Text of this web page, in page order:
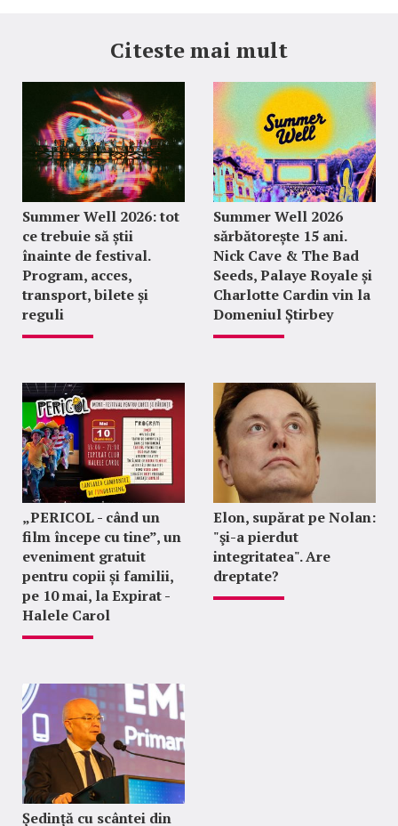
Citeste mai mult
Summer Well 2026: tot
ce trebuie să știi
înainte de festival.
Program, acces,
transport, bilete și
reguli
Summer Well 2026
sărbătorește 15 ani.
Nick Cave & The Bad
Seeds, Palaye Royale și
Charlotte Cardin vin la
Domeniul Știrbey
„PERICOL - când un
film începe cu tine”, un
eveniment gratuit
pentru copii și familii,
pe 10 mai, la Expirat -
Halele Carol
Elon, supărat pe Nolan:
"şi-a pierdut
integritatea". Are
dreptate?
Ședință cu scântei din